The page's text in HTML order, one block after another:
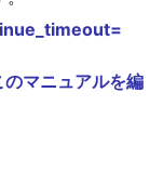
のマニュアルを編